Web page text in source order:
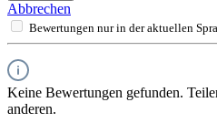
Abbrechen
Bewertungen nur in der aktuellen
Keine Bewertungen gefunden.
anderen.